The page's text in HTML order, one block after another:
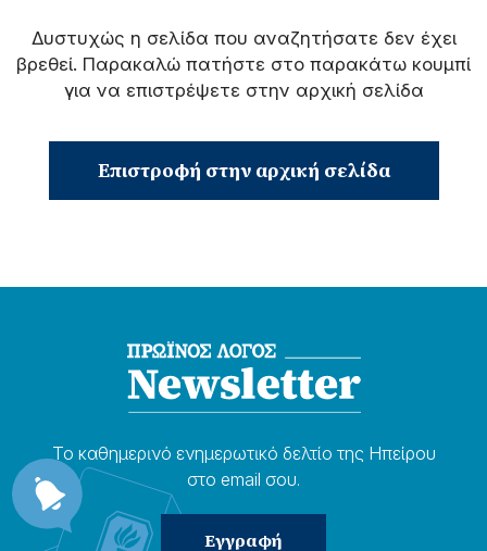
Δυστυχώς η σελίδα που αναζητήσατε δεν έχει
βρεθεί. Παρακαλώ πατήστε στο παρακάτω κουμπί
για να επιστρέψετε στην αρχική σελίδα
Επιστροφή στην αρχική σελίδα
Το καθημερɩνό ενημερωτɩκό δελτίο της Ηπείρου
στο email σου.